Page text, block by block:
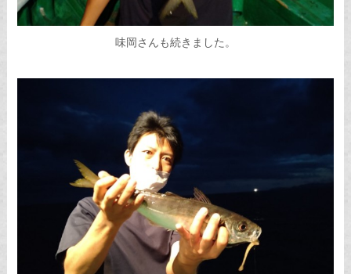
味岡さんも続きました。